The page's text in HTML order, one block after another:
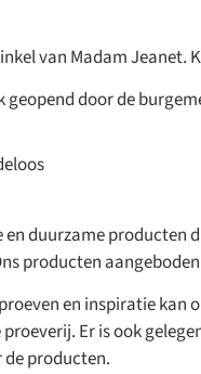
van Madam Jeanet.
door de
duurzame producten
producten
en inspiratie kan
Er is ook
producten.